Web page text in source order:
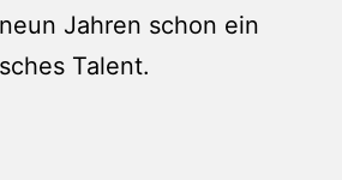
Jahren schon ein
Talent.